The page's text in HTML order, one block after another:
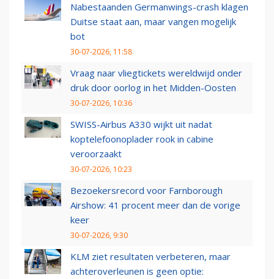
Nabestaanden Germanwings-crash klagen
Duitse staat aan, maar vangen mogelijk
bot
30-07-2026, 11:58
Vraag naar vliegtickets wereldwijd onder
druk door oorlog in het Midden-Oosten
30-07-2026, 10:36
SWISS-Airbus A330 wijkt uit nadat
koptelefoonoplader rook in cabine
veroorzaakt
30-07-2026, 10:23
Bezoekersrecord voor Farnborough
Airshow: 41 procent meer dan de vorige
keer
30-07-2026, 9:30
KLM ziet resultaten verbeteren, maar
achteroverleunen is geen optie: